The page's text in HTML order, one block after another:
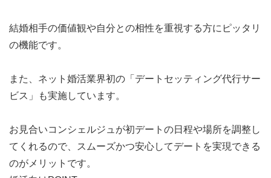
結婚相手の価値観や自分との相性を重視する方にピッタリ
の機能です。
また、ネット婚活業界初の 「デートセッティング代行サー
ビス」
も実施しています。
お見合いコンシェルジュが初デートの日程や場所を調整し
てくれるので、スムーズかつ安心してデートを実現できる
のがメリットです。